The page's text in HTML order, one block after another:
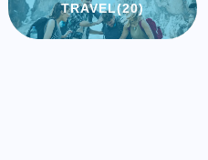
TRAVEL(20)